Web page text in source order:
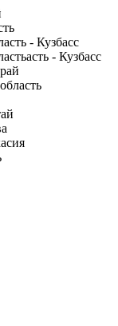
- Кузбасс
- Кузбасс